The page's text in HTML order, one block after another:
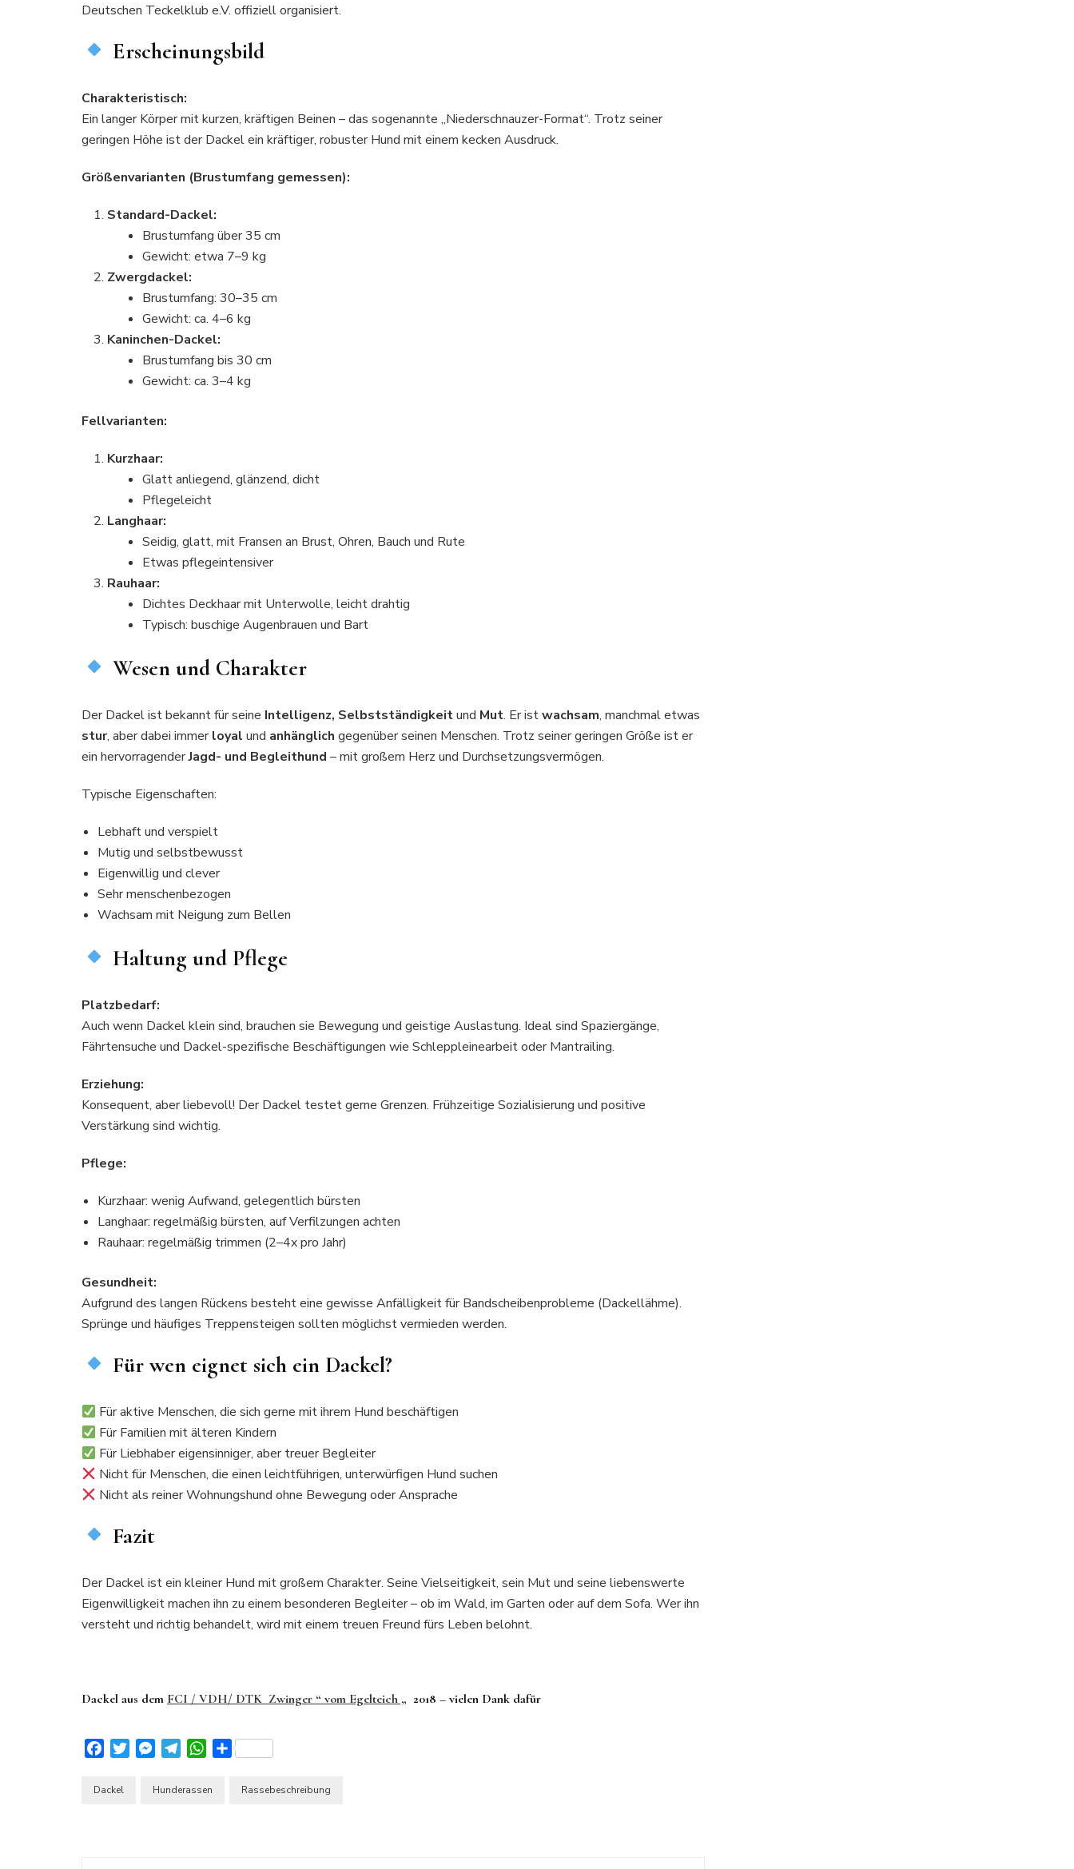
Deutschen Teckelklub e.V. offiziell organisiert.
Erscheinungsbild
Charakteristisch:
Ein langer Körper mit kurzen, kräftigen Beinen – das sogenannte „Niederschnauzer-Format“. Trotz seiner
geringen Höhe ist der Dackel ein kräftiger, robuster Hund mit einem kecken Ausdruck.
Größenvarianten (Brustumfang gemessen):
Standard-Dackel:
Brustumfang über 35 cm
Gewicht: etwa 7–9 kg
Zwergdackel:
Brustumfang: 30–35 cm
Gewicht: ca. 4–6 kg
Kaninchen-Dackel:
Brustumfang bis 30 cm
Gewicht: ca. 3–4 kg
Fellvarianten:
Kurzhaar:
Glatt anliegend, glänzend, dicht
Pflegeleicht
Langhaar:
Seidig, glatt, mit Fransen an Brust, Ohren, Bauch und Rute
Etwas pflegeintensiver
Rauhaar:
Dichtes Deckhaar mit Unterwolle, leicht drahtig
Typisch: buschige Augenbrauen und Bart
Wesen und Charakter
Der Dackel ist bekannt für seine Intelligenz, Selbstständigkeitund Mut. Er istwachsam, manchmal etwas
stur, aber dabei immerloyal und anhänglich gegenüber seinen Menschen. Trotz seiner geringen Größe ist er
ein hervorragenderJagd- und Begleithund – mit großem Herz und Durchsetzungsvermögen.
Typische Eigenschaften:
Lebhaft und verspielt
Mutig und selbstbewusst
Eigenwillig und clever
Sehr menschenbezogen
Wachsam mit Neigung zum Bellen
Haltung und Pflege
Platzbedarf:
Auch wenn Dackel klein sind, brauchen sie Bewegung und geistige Auslastung. Ideal sind Spaziergänge,
Fährtensuche und Dackel-spezifische Beschäftigungen wie Schleppleinearbeit oder Mantrailing.
Erziehung:
Konsequent, aber liebevoll! Der Dackel testet gerne Grenzen. Frühzeitige Sozialisierung und positive
Verstärkung sind wichtig.
Pflege:
Kurzhaar: wenig Aufwand, gelegentlich bürsten
Langhaar: regelmäßig bürsten, auf Verfilzungen achten
Rauhaar: regelmäßig trimmen (2–4x pro Jahr)
Gesundheit:
Aufgrund des langen Rückens besteht eine gewisse Anfälligkeit für Bandscheibenprobleme (Dackellähme).
Sprünge und häufiges Treppensteigen sollten möglichst vermieden werden.
Für wen eignet sich ein Dackel?
Für aktive Menschen, die sich gerne mit ihrem Hund beschäftigen
Für Familien mit älteren Kindern
Für Liebhaber eigensinniger, aber treuer Begleiter
Nicht für Menschen, die einen leichtführigen, unterwürfigen Hund suchen
Nicht als reiner Wohnungshund ohne Bewegung oder Ansprache
Fazit
Der Dackel ist ein kleiner Hund mit großem Charakter. Seine Vielseitigkeit, sein Mut und seine liebenswerte
Eigenwilligkeit machen ihn zu einem besonderen Begleiter – ob im Wald, im Garten oder auf dem Sofa. Wer ihn
versteht und richtig behandelt, wird mit einem treuen Freund fürs Leben belohnt.
Dackel aus dem FCI / VDH/ DTK Zwinger “ vom Egelteich „ 2018 – vielen Dank dafür
FacebookTwitterMessenger
TelegramWhatsApp
Teilen
Dackel Hunderassen Rassebeschreibung